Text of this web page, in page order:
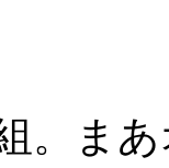
。ま